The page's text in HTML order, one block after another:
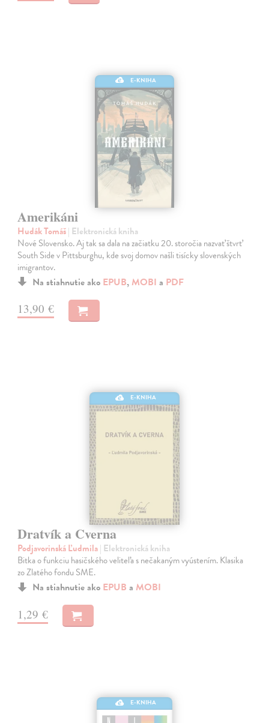
E-KNIHA
Amerikáni
Hudák Tomáš| Elektronická kniha
Nové Slovensko. Aj tak sa dala na začiatku 20. storočia nazvať štvrť
South Side v Pittsburghu, kde svoj domov našli tisícky slovenských
imigrantov.
Na stiahnutie ako EPUB, MOBI a PDF
13,90 €
E-KNIHA
Dratvík a Cverna
Podjavorinská Ľudmila| Elektronická kniha
Bitka o funkciu hasičského veliteľa s nečakaným vyústením. Klasika
zo Zlatého fondu SME.
Na stiahnutie ako EPUB a MOBI
1,29 €
E-KNIHA